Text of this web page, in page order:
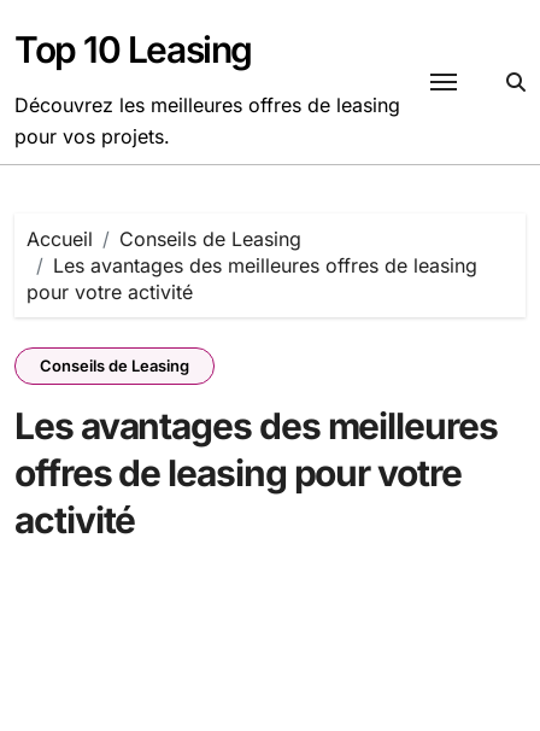
au
contenu
Top 10 Leasing
Découvrez les meilleures offres de leasing
pour vos projets.
Accueil
Conseils de Leasing
Les avantages des meilleures offres de leasing
pour votre activité
Conseils de Leasing
Les avantages des meilleures
offres de leasing pour votre
activité